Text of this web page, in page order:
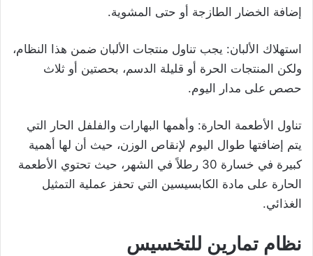
إضافة الخضار الطازجة أو حتى المشوية.
استهلاك الألبان: يجب تناول منتجات الألبان ضمن هذا النظام،
ولكن المنتجات الحرة أو قليلة الدسم، بحصتين أو ثلاث
حصص على مدار اليوم.
تناول الأطعمة الحارة: وأهمها البهارات والفلفل الحار التي
يتم إضافتها طوال اليوم لإنقاص الوزن، حيث أن لها أهمية
كبيرة في خسارة 30 رطلاً في الشهر، حيث تحتوي الأطعمة
الحارة على مادة الكابسيسين التي تحفز عملية التمثيل
الغذائي.
نظام تمارين للتخسيس